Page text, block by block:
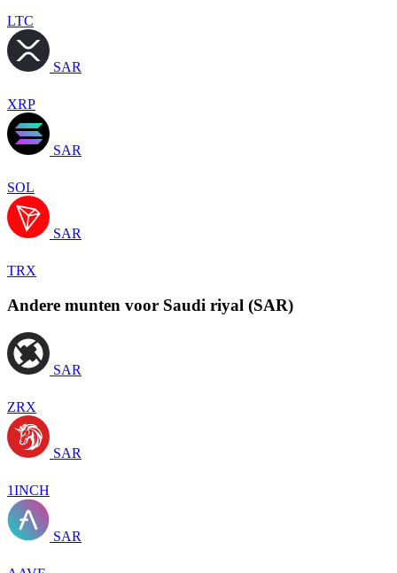
LTC
SAR
XRP
SAR
SOL
SAR
TRX
Andere munten voor Saudi riyal (SAR)
SAR
ZRX
SAR
1INCH
SAR